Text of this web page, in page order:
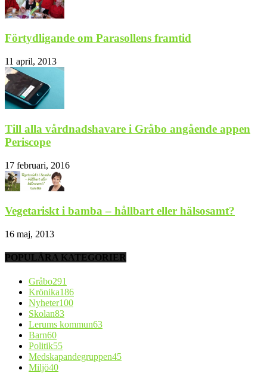
Förtydligande om Parasollens framtid
11 april, 2013
Till alla vårdnadshavare i Gråbo angående appen
Periscope
17 februari, 2016
Vegetariskt i bamba – hållbart eller hälsosamt?
16 maj, 2013
POPULÄRA KATEGORIER
Gråbo291
Krönika186
Nyheter100
Skolan83
Lerums kommun63
Barn60
Politik55
Medskapandegruppen45
Miljö40